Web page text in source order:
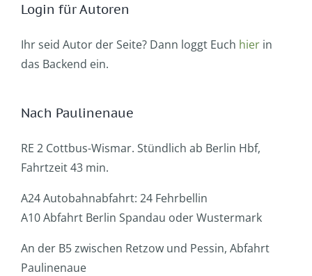
Login für Autoren
Ihr seid Autor der Seite? Dann loggt Euch hier in
das Backend ein.
Nach Paulinenaue
RE 2 Cottbus-Wismar. Stündlich ab Berlin Hbf,
Fahrtzeit 43 min.
A24 Autobahnabfahrt: 24 Fehrbellin
A10 Abfahrt Berlin Spandau oder Wustermark
An der B5 zwischen Retzow und Pessin, Abfahrt
Paulinenaue